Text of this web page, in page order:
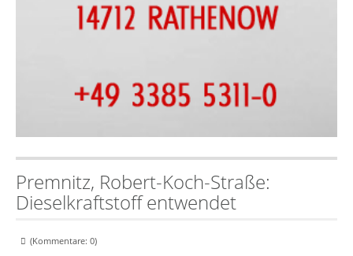
Premnitz, Robert-Koch-Straße:
Dieselkraftstoff entwendet
(Kommentare: 0)